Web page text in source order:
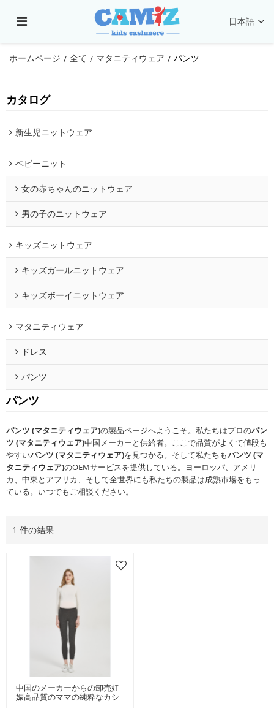
日本語
ホームページ / 全て / マタニティウェア / パンツ
カタログ
新生児ニットウェア
ベビーニット
女の赤ちゃんのニットウェア
男の子のニットウェア
キッズニットウェア
キッズガールニットウェア
キッズボーイニットウェア
マタニティウェア
ドレス
パンツ
パンツ
パンツ (マタニティウェア)の製品ページへようこそ。私たちはプロのパン
ツ (マタニティウェア)中国メーカーと供給者。ここで品質がよくて値段も
やすいパンツ (マタニティウェア)を見つかる。そして私たちもパンツ (マ
タニティウェア)のOEMサービスを提供している。ヨーロッパ、アメリ
カ、中東とアフリカ、そして全世界にも私たちの製品は成熟市場をもっ
ている。いつでもご相談ください。
1 件の結果
中国のメーカーからの卸売妊
娠高品質のママの純粋なカシ